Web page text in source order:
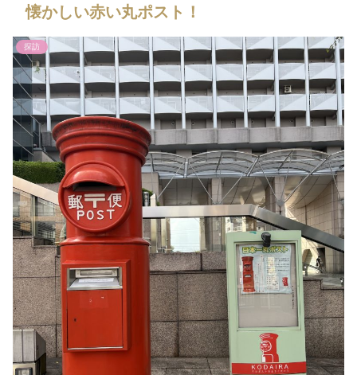
懐かしい赤い丸ポスト！
探訪